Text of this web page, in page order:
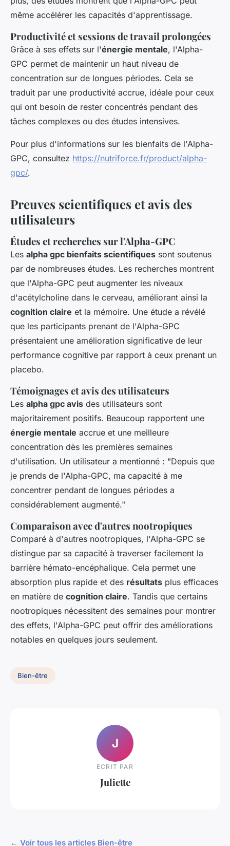
même accélérer les capacités d'apprentissage.
Productivité et sessions de travail prolongées
Grâce à ses effets sur l'énergie mentale, l'Alpha-
GPC permet de maintenir un haut niveau de
concentration sur de longues périodes. Cela se
traduit par une productivité accrue, idéale pour ceux
qui ont besoin de rester concentrés pendant des
tâches complexes ou des études intensives.
Pour plus d'informations sur les bienfaits de l'Alpha-
GPC, consultez https://nutriforce.fr/product/alpha-
gpc/.
Preuves scientifiques et avis des
utilisateurs
Études et recherches sur l'Alpha-GPC
Les alpha gpc bienfaits scientifiques sont soutenus
par de nombreuses études. Les recherches montrent
que l'Alpha-GPC peut augmenter les niveaux
d'acétylcholine dans le cerveau, améliorant ainsi la
cognition claire et la mémoire. Une étude a révélé
que les participants prenant de l'Alpha-GPC
présentaient une amélioration significative de leur
performance cognitive par rapport à ceux prenant un
placebo.
Témoignages et avis des utilisateurs
Les alpha gpc avis des utilisateurs sont
majoritairement positifs. Beaucoup rapportent une
énergie mentale accrue et une meilleure
concentration dès les premières semaines
d'utilisation. Un utilisateur a mentionné : "Depuis que
je prends de l'Alpha-GPC, ma capacité à me
concentrer pendant de longues périodes a
considérablement augmenté."
Comparaison avec d'autres nootropiques
Comparé à d'autres nootropiques, l'Alpha-GPC se
distingue par sa capacité à traverser facilement la
barrière hémato-encéphalique. Cela permet une
absorption plus rapide et des résultats plus efficaces
en matière de cognition claire. Tandis que certains
nootropiques nécessitent des semaines pour montrer
des effets, l'Alpha-GPC peut offrir des améliorations
notables en quelques jours seulement.
Bien-être
J
ECRIT PAR
Juliette
← Voir tous les articles Bien-être